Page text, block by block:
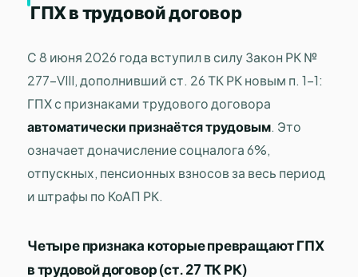
ГПХ в трудовой договор
С 8 июня 2026 года вступил в силу Закон РК №
277-VIII, дополнивший ст. 26 ТК РК новым п. 1-1:
ГПХ с признаками трудового договора
автоматически признаётся трудовым. Это
означает доначисление соцналога 6%,
отпускных, пенсионных взносов за весь период
и штрафы по КоАП РК.
Четыре признака которые превращают ГПХ
в трудовой договор (ст. 27 ТК РК)